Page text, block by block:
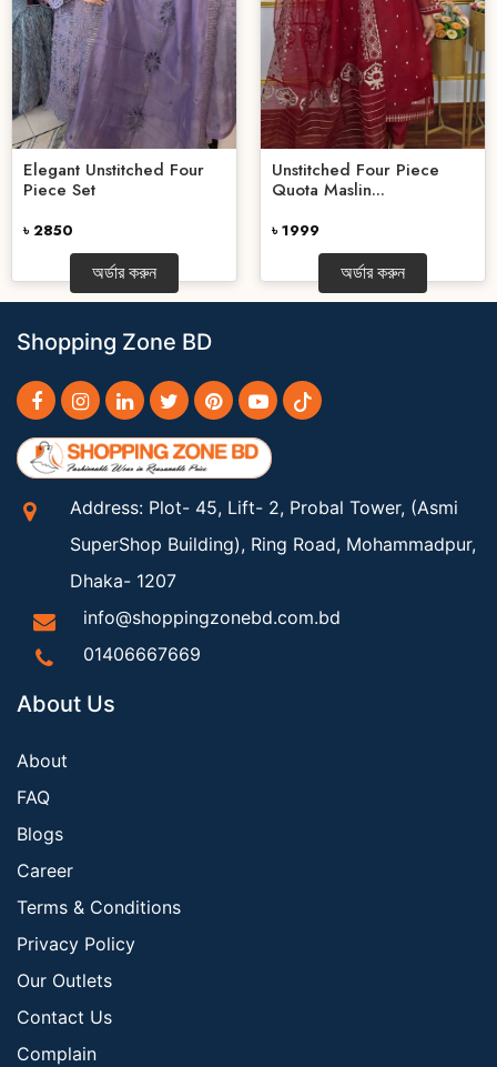
Elegant Unstitched Four
Piece Set
৳ 2850
অর্ডার করুন
Unstitched Four Piece
Quota Maslin...
৳ 1999
অর্ডার করুন
Shopping Zone BD
Address: Plot- 45, Lift- 2, Probal Tower, (Asmi
SuperShop Building), Ring Road, Mohammadpur,
Dhaka- 1207
info@shoppingzonebd.com.bd
01406667669
About Us
About
FAQ
Blogs
Career
Terms & Conditions
Privacy Policy
Our Outlets
Contact Us
Complain